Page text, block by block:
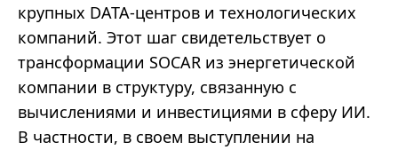
крупных DATA-центров и технологических
компаний. Этот шаг свидетельствует о
трансформации SOCAR из энергетической
компании в структуру, связанную с
вычислениями и инвестициями в сферу ИИ.
В частности, в своем выступлении на